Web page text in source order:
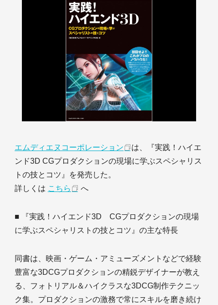
エムディエヌコーポレーション
は、『実践！ハイエ
ンド3D CGプロダクションの現場に学ぶスペシャリス
トの技とコツ』を発売した。
詳しくは こちら へ
■ 『実践！ハイエンド3D CGプロダクションの現場
に学ぶスペシャリストの技とコツ』の主な特長
同書は、映画・ゲーム・アミューズメントなどで経験
豊富な3DCGプロダクションの精鋭デザイナーが教え
る、フォトリアル＆ハイクラスな3DCG制作テクニッ
ク集。プロダクションの激務で常にスキルを磨き続け